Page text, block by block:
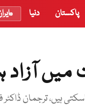
پاکستان دنیا
آزاد
ہیں، ترجمان